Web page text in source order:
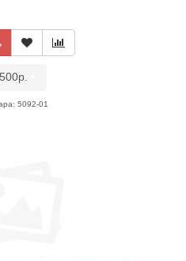
5092-01